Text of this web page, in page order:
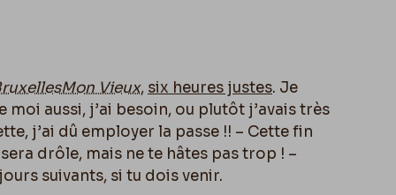
Mon Vieux, six heures justes. Je
moi aussi, j’ai besoin, ou plutôt j’avais très
j’ai dû employer la passe !! – Cette fin
drôle, mais ne te hâtes pas trop ! –
suivants, si tu dois venir.